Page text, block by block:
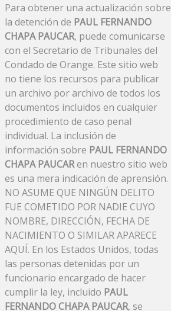
Para obtener una actualización sobre
la detención de PAUL FERNANDO
CHAPA PAUCAR, puede comunicarse
con el Secretario de Tribunales del
Condado de Orange. Este sitio web
no tiene los recursos para publicar
un archivo por archivo de todos los
documentos incluidos en cualquier
procedimiento de caso penal
individual. La inclusión de
información sobre PAUL FERNANDO
CHAPA PAUCARen nuestro sitio web
es una mera indicación de aprensión.
NO ASUME QUE NINGÚN DELITO
FUE COMETIDO POR NADIE CUYO
NOMBRE, DIRECCIÓN, FECHA DE
NACIMIENTO O SIMILAR APARECE
AQUÍ. En los Estados Unidos, todas
las personas detenidas por un
funcionario encargado de hacer
cumplir la ley, incluido PAUL
FERNANDO CHAPA PAUCAR, se